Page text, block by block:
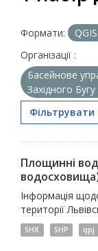
Формати: QGIS
Організації :
Басейнове
Західного
Фільтрувати
Площинні
Інформація
території
SHX SHP qpj